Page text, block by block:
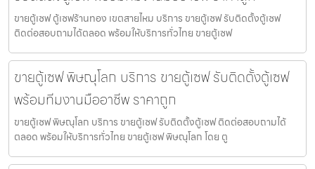
ขายตู้เซฟ ตู้เซฟร้านทอง เขตสายไหม บริการ ขายตู้เซฟ รับติดตั้งตู้เซฟ
ติดต่อสอบถามได้ตลอด พร้อมให้บริการทั่วไทย ขายตู้เซฟ
ขายตู้เซฟ พิษณุโลก บริการ ขายตู้เซฟ รับติดตั้งตู้เซฟ
พร้อมทีมงานมืออาชีพ ราคาถูก
ขายตู้เซฟ พิษณุโลก บริการ ขายตู้เซฟ รับติดตั้งตู้เซฟ ติดต่อสอบถามได้
ตลอด พร้อมให้บริการทั่วไทย ขายตู้เซฟ พิษณุโลก โดย ตู